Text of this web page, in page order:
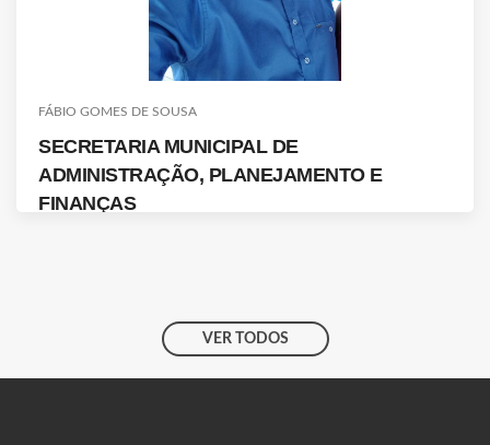
FÁBIO GOMES DE SOUSA
SECRETARIA MUNICIPAL DE
ADMINISTRAÇÃO, PLANEJAMENTO E
FINANÇAS
VER TODOS